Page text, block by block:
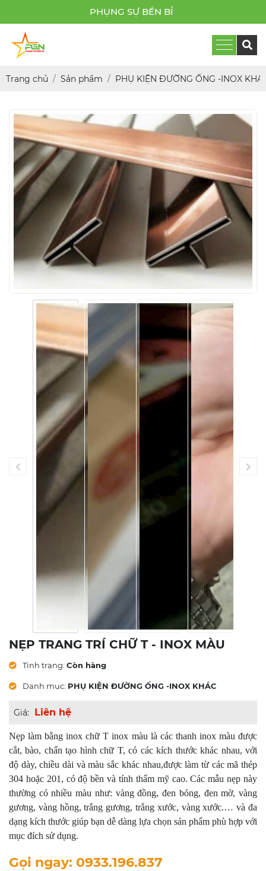
PHỤNG SỰ BỀN BỈ
Trang chủ Sản phẩm PHỤ KIỆN ĐƯỜNG ỐNG -INOX
NẸP TRANG TRÍ CHỮ T - INOX MÀU
Tình trạng: Còn hàng
Danh mục: PHỤ KIỆN ĐƯỜNG ỐNG -INOX KHÁC
Giá: Liên hệ
Nẹp làm bằng inox chữ T inox màu là các thanh inox màu được
cắt, bào, chấn tạo hình chữ T, có các kích thước khác nhau, với
độ dày, chiều dài và màu sắc khác nhau,được làm từ các mã thép
304 hoặc 201, có độ bền và tính thẩm mỹ cao. Các mẫu nẹp này
thường có nhiều màu như: vàng đồng, đen bóng, đen mờ, vàng
gương, vàng hồng, trắng gương, trắng xước, vàng xước.… và đa
dạng kích thước giúp bạn dễ dàng lựa chọn sản phẩm phù hợp với
mục đích sử dụng.
Gọi ngay: 0933.196.837